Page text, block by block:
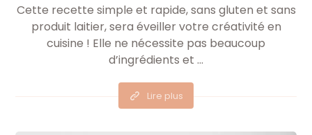
Cette recette simple et rapide, sans gluten et sans
produit laitier, sera éveiller votre créativité en
cuisine ! Elle ne nécessite pas beaucoup
d’ingrédients et ...
Lire plus